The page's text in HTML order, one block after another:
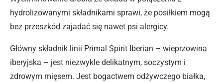
hydrolizowanymi składnikami sprawi, że posiłkiem mogą
bez przeszkód zajadać się nawet psi alergicy.
Główny składnik linii Primal Spirit Iberian – wieprzowina
iberyjska – jest niezwykle delikatnym, soczystym i
zdrowym mięsem. Jest bogactwem odżywczego białka,